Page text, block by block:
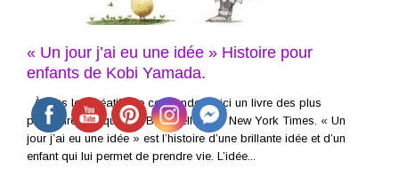
« Un jour j’ai eu une idée » Histoire pour
enfants de Kobi Yamada.
À tous les créatifs de ce monde, voici un livre des plus
populaire puisqu’il est Best Sellers du New York Times. « Un
jour j’ai eu une idée » est l’histoire d’une brillante idée et d’un
enfant qui lui permet de prendre vie. L’idée...